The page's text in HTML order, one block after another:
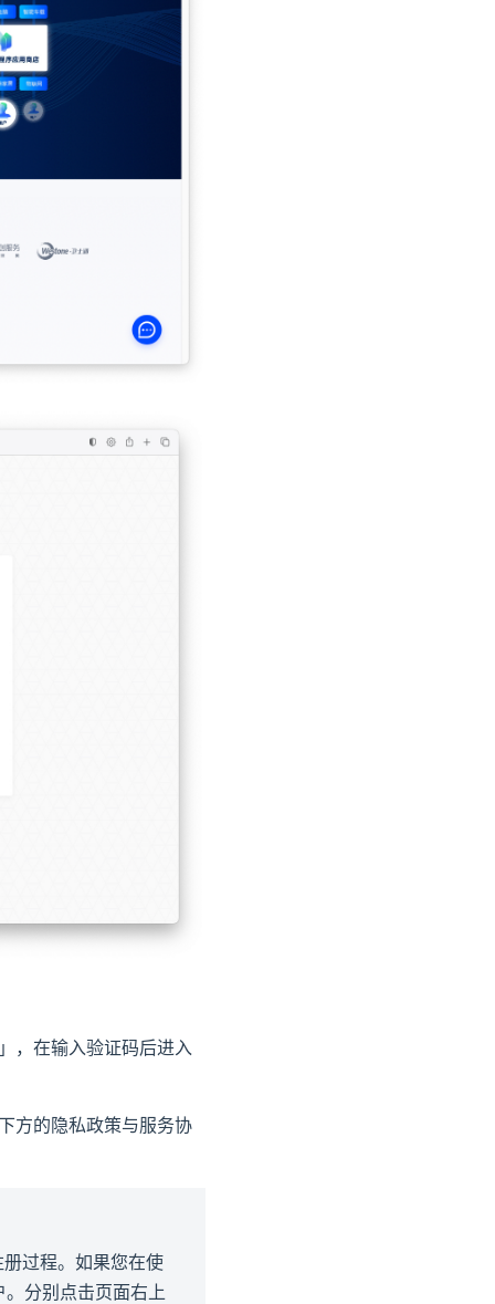
，在输入验证码后进入
方的隐私政策与服务协
过程。如果您在使
分别点击页面右上